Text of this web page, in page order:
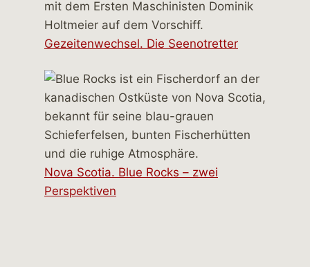
Gezeitenwechsel. Die Seenotretter
Nova Scotia. Blue Rocks – zwei
Perspektiven